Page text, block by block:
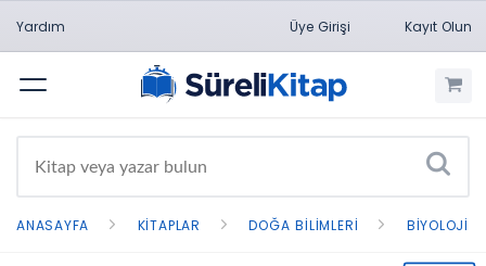
Yardım Üye Girişi Kayıt Olun
Menü
ANASAYFA KITAPLAR DOĞA BILIMLERI BIYOLOJI